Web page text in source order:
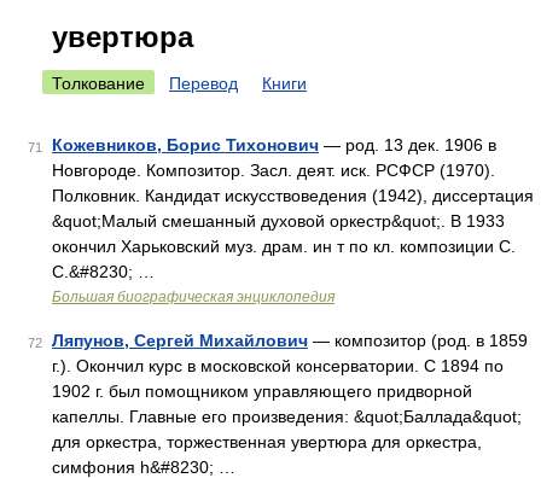
увертюра
Толкование Перевод Книги
71 Кожевников, Борис Тихонович — род. 13 дек. 1906 в
Новгороде. Композитор. Засл. деят. иск. РСФСР (1970).
Полковник. Кандидат искусствоведения (1942), диссертация
&quot;Малый смешанный духовой оркестр&quot;. В 1933
окончил Харьковский муз. драм. ин т по кл. композиции С.
С.&#8230; …
Большая биографическая энциклопедия
72 Ляпунов, Сергей Михайлович — композитор (род. в 1859
г.). Окончил курс в московской консерватории. С 1894 по
1902 г. был помощником управляющего придворной
капеллы. Главные его произведения: &quot;Баллада&quot;
для оркестра, торжественная увертюра для оркестра,
симфония h&#8230; …